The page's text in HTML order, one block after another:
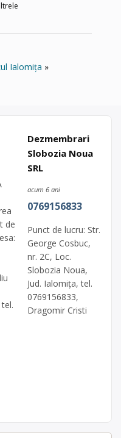
Ialomița
de
Dezmembrari
Slobozia Noua
SRL
acum 6 ani
0769156833
Punct de lucru: Str.
George Cosbuc,
nr. 2C, Loc.
Slobozia Noua,
Jud. Ialomița, tel.
0769156833,
Dragomir Cristi